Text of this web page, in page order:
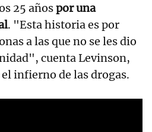
25 añospor una
. "Esta historia es por
a las que no se les dio
cuenta Levinson,
infierno de las drogas.